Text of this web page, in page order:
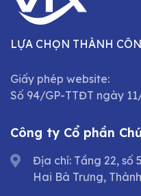
LỰA CHỌN THÀNH
Giấy phép website:
Số 94/GP-TTĐT ngày
Công ty Cổ phần
Địa chỉ: Tầng 22, số
Hai Bà Trưng,